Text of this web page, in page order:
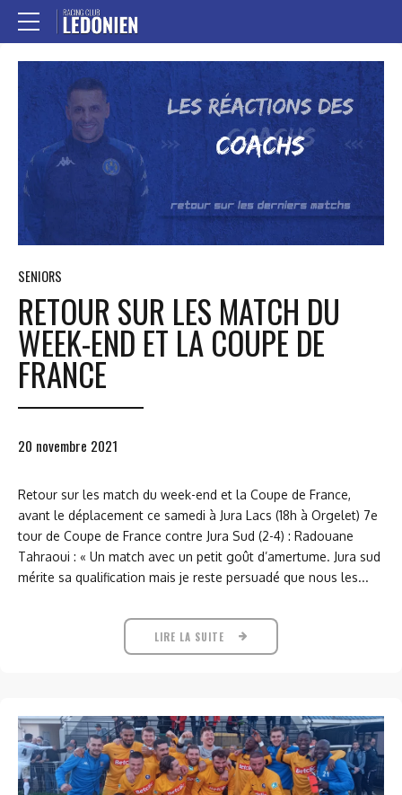
SENIORS
RETOUR SUR LES MATCH DU
WEEK-END ET LA COUPE DE
FRANCE
20 novembre 2021
Retour sur les match du week-end et la Coupe de France,
avant le déplacement ce samedi à Jura Lacs (18h à Orgelet) 7e
tour de Coupe de France contre Jura Sud (2-4) : Radouane
Tahraoui : « Un match avec un petit goût d’amertume. Jura sud
mérite sa qualification mais je reste persuadé que nous les...
LIRE LA SUITE